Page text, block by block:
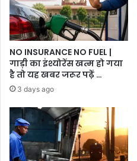
13
लाख
NO INSURANCE NO FUEL |
गाड़ी का इंश्योरेंस खत्म हो गया
है तो यह खबर जरूर पढ़ें …
3 days ago